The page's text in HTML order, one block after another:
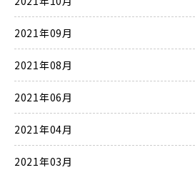
2021年09月
2021年08月
2021年06月
2021年04月
2021年03月